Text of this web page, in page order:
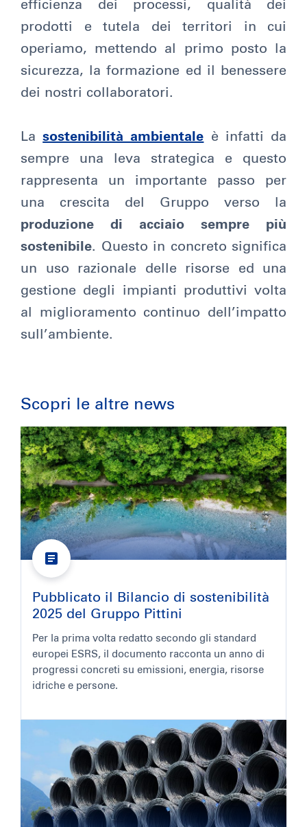
efficienza dei processi, qualità dei
prodotti e tutela dei territori in cui
operiamo, mettendo al primo posto la
sicurezza, la formazione ed il benessere
dei nostri collaboratori.
Lasostenibilità ambientale è infatti da
sempre una leva strategica e questo
rappresenta un importante passo per
una crescita del Gruppo verso la
produzione di acciaio sempre più
sostenibile. Questo in concreto significa
un uso razionale delle risorse ed una
gestione degli impianti produttivi volta
al miglioramento continuo dell’impatto
sull’ambiente.
Scopri le altre news
Pubblicato il Bilancio di sostenibilità
2025 del Gruppo Pittini
Per la prima volta redatto secondo gli standard
europei ESRS, il documento racconta un anno di
progressi concreti su emissioni, energia, risorse
idriche e persone.